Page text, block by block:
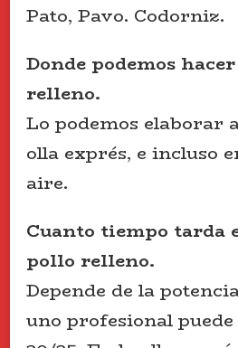
Pato, Pavo. Codorniz.
Donde podemos
relleno.
Lo podemos elaborar
olla exprés, e incluso
aire.
Cuanto tiempo tarda
pollo relleno.
Depende de la
uno profesional